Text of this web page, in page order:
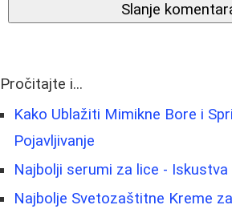
Slanje
Pročitajte i...
Kako Ublažiti Mimikne Bore i
Pojavljivanje
Najbolji serumi za lice - Iskustva
Najbolje Svetozaštitne Kreme